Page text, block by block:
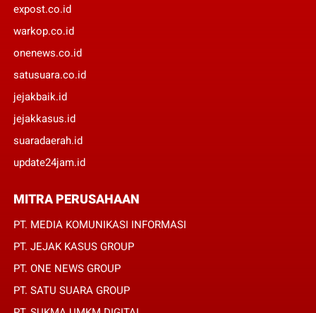
expost.co.id
warkop.co.id
onenews.co.id
satusuara.co.id
jejakbaik.id
jejakkasus.id
suaradaerah.id
update24jam.id
MITRA PERUSAHAAN
PT. MEDIA KOMUNIKASI INFORMASI
PT. JEJAK KASUS GROUP
PT. ONE NEWS GROUP
PT. SATU SUARA GROUP